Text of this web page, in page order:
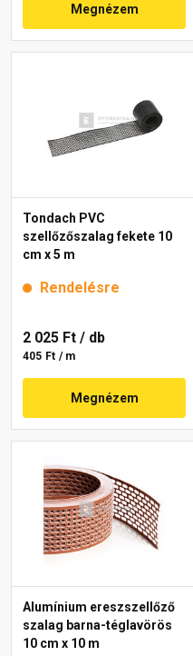
Megnézem
Tondach PVC
szellőzőszalag fekete 10
cm x 5 m
Rendelésre
2 025 Ft / db
405 Ft / m
Megnézem
Alumínium ereszszellőző
szalag barna-téglavörös
10 cm x 10 m